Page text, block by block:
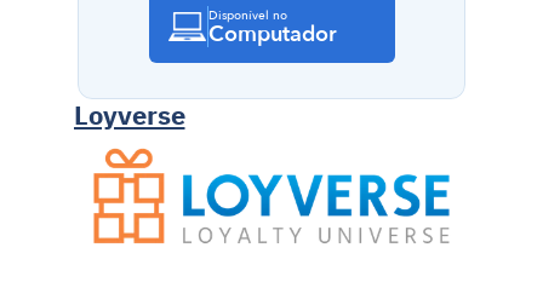
Disponível no
Computador
Loyverse